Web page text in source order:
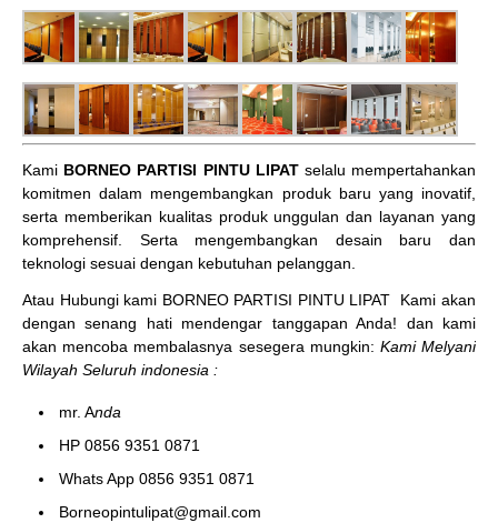
Kami BORNEO PARTISI PINTU LIPATselalu mempertahankan
komitmen dalam mengembangkan produk baru yang inovatif,
serta memberikan kualitas produk unggulan dan layanan yang
komprehensif. Serta mengembangkan desain baru dan
teknologi sesuai dengan kebutuhan pelanggan.
Atau Hubungi kami BORNEO PARTISI PINTU LIPAT
Kami akan
dengan senang hati mendengar tanggapan Anda! dan kami
akan mencoba membalasnya sesegera mungkin: Kami Melyani
Wilayah Seluruh indonesia :
mr. Anda
HP 0856 9351 0871
Whats App 0856 9351 0871
Borneopintulipat@gmail.com